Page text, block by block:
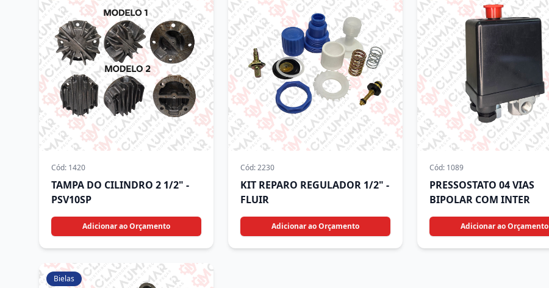
Cód: 1420
TAMPA DO CILINDRO 2 1/2" -
PSV10SP
Adicionar ao Orçamento
Cód:2230
KIT REPARO REGULADOR 1/2" -
FLUIR
Adicionar ao Orçamento
Cód: 1089
PRESSOSTATO 04 VIAS
BIPOLAR COM INTER
Adicionar ao Orçamento
Bielas